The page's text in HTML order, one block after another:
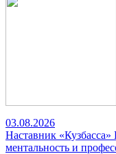
03.08.2026
Наставник
ментальность и